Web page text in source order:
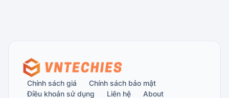
Chính sách giá
Chính sách bảo mật
Điều khoản sử dụng
Liên hệ About